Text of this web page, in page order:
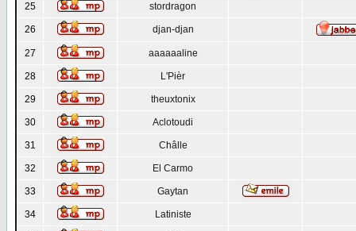
25 stordragon
26 djan-djan
27 aaaaaaline
28 L'Pièr
29 theuxtonix
30 Aclotoudi
31 Châlle
32 El Carmo
33 Gaytan
34 Latiniste